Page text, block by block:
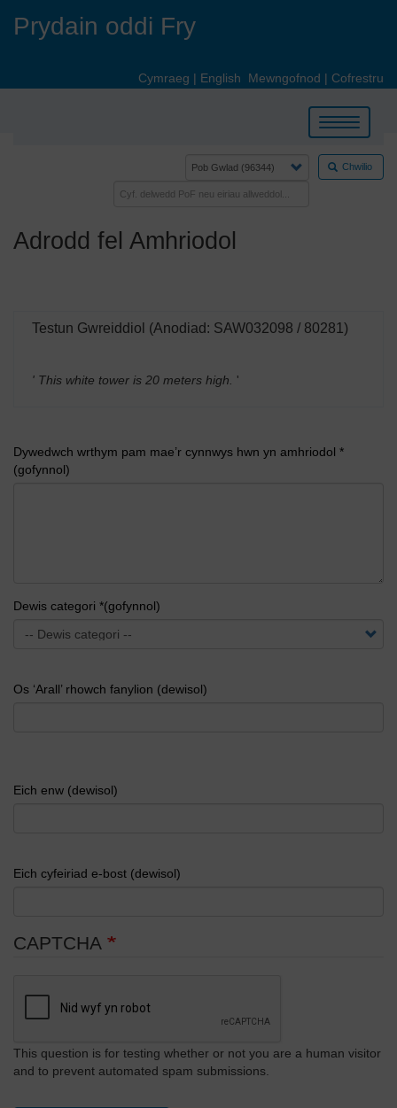
Prydain oddi Fry
Cymraeg | English Mewngofnod | Cofrestru
Toggle
navigation
Chwilio
Adrodd fel Amhriodol
Testun Gwreiddiol (Anodiad: SAW032098 / 80281)
' This white tower is 20 meters high. '
Dywedwch wrthym pam mae’r cynnwys hwn yn amhriodol *
(gofynnol)
Dewis categori *(gofynnol)
Os ‘Arall’ rhowch fanylion (dewisol)
Eich enw (dewisol)
Eich cyfeiriad e-bost (dewisol)
CAPTCHA
This question is for testing whether or not you are a human visitor
and to prevent automated spam submissions.